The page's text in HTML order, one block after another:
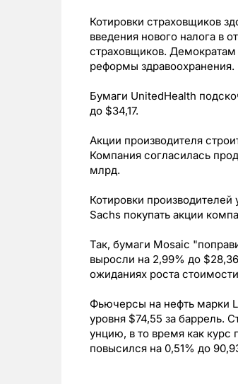
Котировки страховщиков
введения нового налога в
страховщиков. Демократам
реформы здравоохранения.
Бумаги UnitedHealth
до $34,17.
Акции производителя
Компания согласилась
млрд.
Котировки
Sachs покупать акции
Так, бумаги Mosaic
выросли на 2,99% до
ожиданиях роста
Фьючерсы на нефть марки
уровня $74,55 за баррель.
унцию, в то время как курс
повысился на 0,51% до